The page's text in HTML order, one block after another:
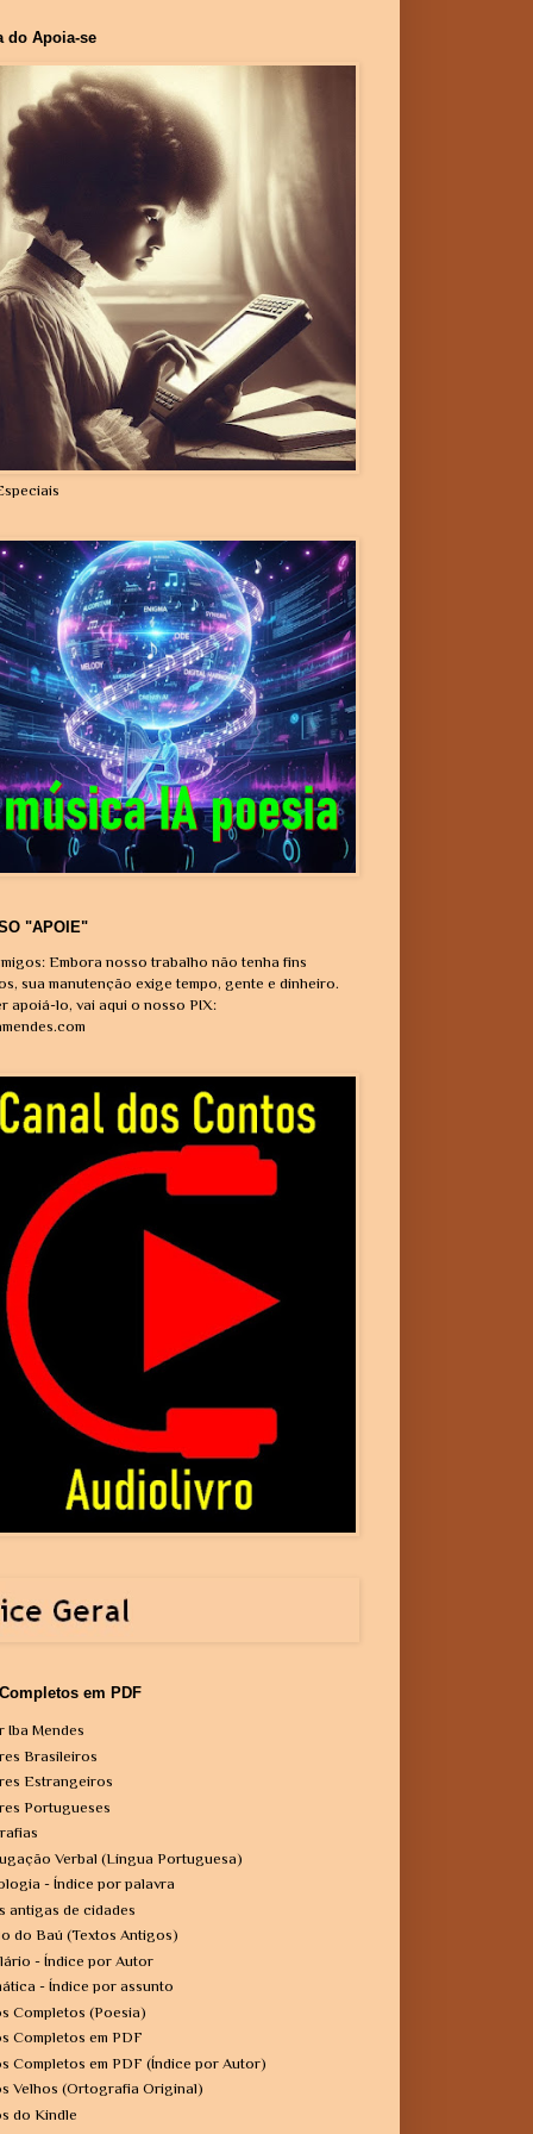
do Apoia-se
"APOIE"
Embora nosso trabalho não tenha fins
sua manutenção exige tempo, gente e dinheiro.
apoiá-lo, vai aqui o nosso PIX:
em PDF
Iba Mendes
Brasileiros
Estrangeiros
Portugueses
Verbal (Língua Portuguesa)
- Índice por palavra
antigas de cidades
do Baú (Textos Antigos)
- Índice por Autor
- Índice por assunto
Completos (Poesia)
Completos em PDF
Completos em PDF (Índice por Autor)
Velhos (Ortografia Original)
do Kindle